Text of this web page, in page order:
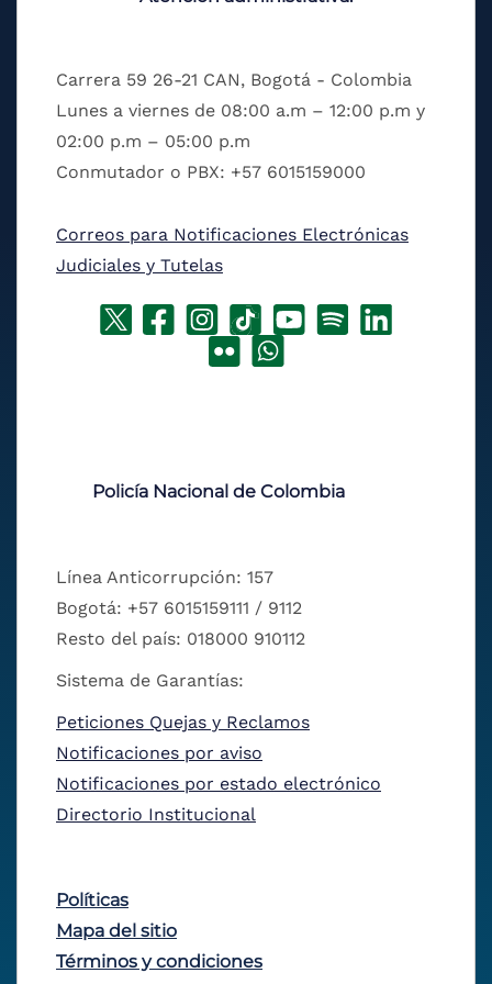
Carrera 59 26-21 CAN, Bogotá - Colombia
Lunes a viernes de 08:00 a.m – 12:00 p.m y
02:00 p.m – 05:00 p.m
Conmutador o PBX: +57 6015159000
Correos para Notificaciones Electrónicas
Judiciales y Tutelas
Policía Nacional de Colombia
Línea Anticorrupción: 157
Bogotá: +57 6015159111 / 9112
Resto del país: 018000 910112
Sistema de Garantías:
Peticiones Quejas y Reclamos
Notificaciones por aviso
Notificaciones por estado electrónico
Directorio Institucional
Políticas
Mapa del sitio
Términos y condiciones